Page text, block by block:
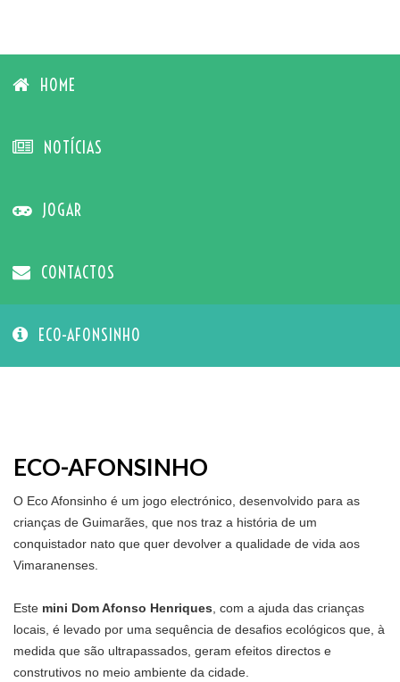
HOME
NOTÍCIAS
JOGAR
CONTACTOS
ECO-AFONSINHO
ECO-AFONSINHO
O Eco Afonsinho é um jogo electrónico, desenvolvido para as
crianças de Guimarães, que nos traz a história de um
conquistador nato que quer devolver a qualidade de vida aos
Vimaranenses.
Este mini Dom Afonso Henriques , com a ajuda das crianças
locais, é levado por uma sequência de desafios ecológicos que, à
medida que são ultrapassados, geram efeitos directos e
construtivos no meio ambiente da cidade.